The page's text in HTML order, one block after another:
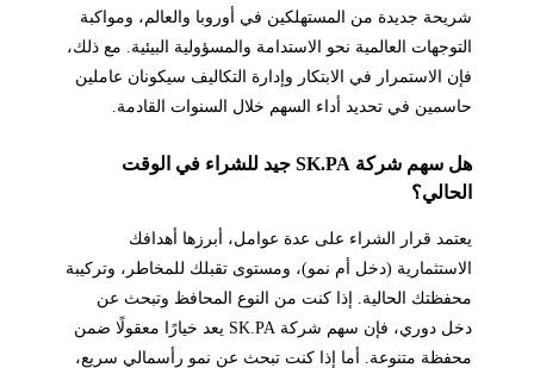
شريحة جديدة من المستهلكين في أوروبا والعالم، ومواكبة
التوجهات العالمية نحو الاستدامة والمسؤولية البيئية. مع ذلك،
فإن الاستمرار في الابتكار وإدارة التكاليف سيكونان عاملين
حاسمين في تحديد أداء السهم خلال السنوات القادمة.
هل سهم شركة SK.PA جيد للشراء في الوقت
الحالي؟
يعتمد قرار الشراء على عدة عوامل، أبرزها أهدافك
الاستثمارية (دخل أم نمو)، ومستوى تقبلك للمخاطر، وتركيبة
محفظتك الحالية. إذا كنت من النوع المحافظ وتبحث عن
دخل دوري، فإن سهم شركة SK.PA يعد خيارًا معقولًا ضمن
محفظة متنوعة. أما إذا كنت تبحث عن نمو رأسمالي سريع،